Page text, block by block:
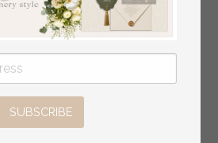
SUBSCRIBE